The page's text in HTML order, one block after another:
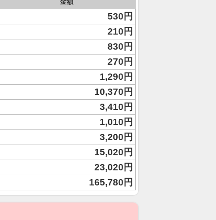
金額
530円
210円
830円
270円
1,290円
10,370円
3,410円
1,010円
3,200円
15,020円
23,020円
165,780円